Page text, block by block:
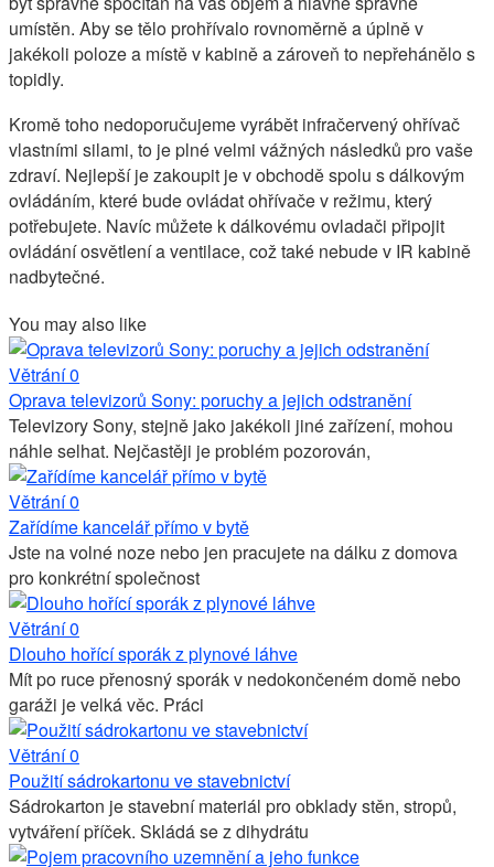
umístěn. Aby se tělo prohřívalo rovnoměrně a úplně v
jakékoli poloze a místě v kabině a zároveň to nepřehánělo s
topidly.
Kromě toho nedoporučujeme vyrábět infračervený ohřívač
vlastními silami, to je plné velmi vážných následků pro vaše
zdraví. Nejlepší je zakoupit je v obchodě spolu s dálkovým
ovládáním, které bude ovládat ohřívače v režimu, který
potřebujete. Navíc můžete k dálkovému ovladači připojit
ovládání osvětlení a ventilace, což také nebude v IR kabině
nadbytečné.
You may also like
Větrání0
Oprava televizorů Sony: poruchy a jejich odstranění
Televizory Sony, stejně jako jakékoli jiné zařízení, mohou
náhle selhat. Nejčastěji je problém pozorován,
Větrání0
Zařídíme kancelář přímo v bytě
Jste na volné noze nebo jen pracujete na dálku z domova
pro konkrétní společnost
Větrání0
Dlouho hořící sporák z plynové láhve
Mít po ruce přenosný sporák v nedokončeném domě nebo
garáži je velká věc. Práci
Větrání0
Použití sádrokartonu ve stavebnictví
Sádrokarton je stavební materiál pro obklady stěn, stropů,
vytváření příček. Skládá se z dihydrátu